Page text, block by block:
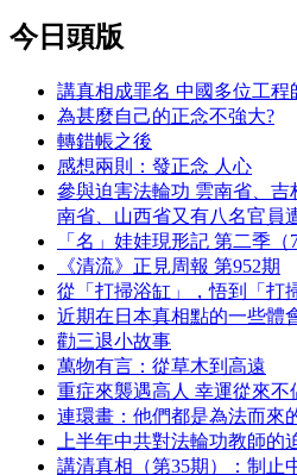
今日頭版
講真相成罪名 中國多位工程
為甚麼自己的正念不強大?
轉錯帳之後
感想兩則：發正念 人心
參與迫害法輪功 雲南省、
南省、山西省又有八名官員
「名」娃娃現形記 第二季（7
《清流》正見周報 第952期
從「打掃浴缸」，悟到「打
近期在日本真相點的一些體
勸三退小故事
萬物有言：從草木到高遠
重症來襲遇高人 幸運從來不
連環畫：他們都是為法而來
上半年中共對法輪功教師的
講清真相（第35期）：制止